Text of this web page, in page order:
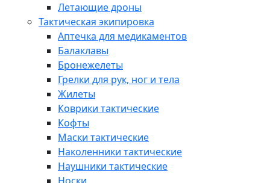
Летающие дроны
Тактическая экипировка
Аптечка для медикаментов
Балаклавы
Бронежелеты
Грелки для рук, ног и тела
Жилеты
Коврики тактические
Кофты
Маски тактические
Наколенники тактические
Наушники тактические